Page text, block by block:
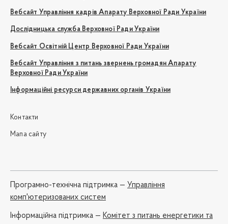
Вебсайт Управління кадрів Апарату Верховної Ради України
Дослідницька служба Верховної Ради України
Вебсайт Освітній Центр Верховної Ради України
Вебсайт Управління з питань звернень громадян Апарату
Верховної Ради України
Інформаційні ресурси державних органів України
Контакти
Мапа сайту
Програмно-технічна підтримка — Управління
комп'ютеризованих систем
Iнформаційна підтримка — Комітет з питань енергетики та